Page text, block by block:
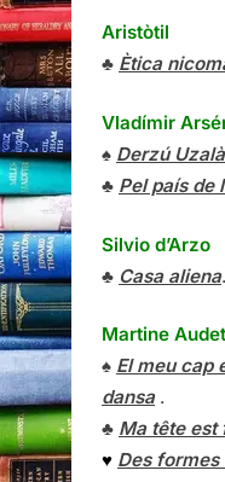
Aristòtil
♣ Ètica
Vladímir
♠ Derzú Uzalà
♣ Pel país de
Silvio d’Arzo
♣ Casa aliena.
Martine Audet
♠ El meu cap
dansa.
♣ Ma tête est
♥ Des formes